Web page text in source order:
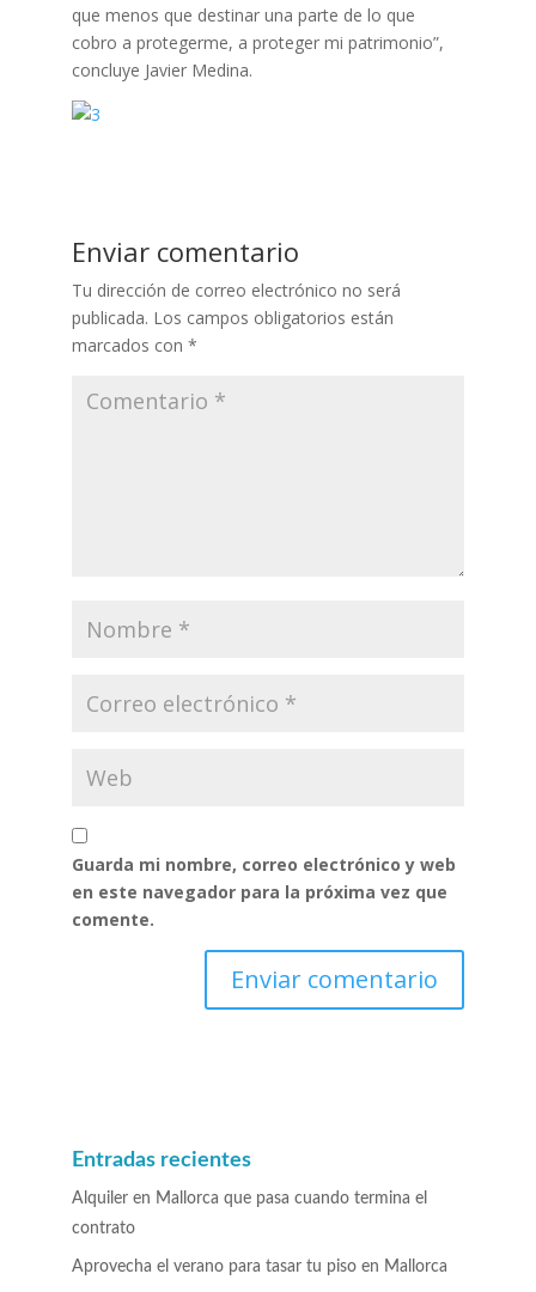
que menos que destinar una parte de lo que
cobro a protegerme, a proteger mi patrimonio”,
concluye Javier Medina.
Enviar comentario
Tu dirección de correo electrónico no será
publicada. Los campos obligatorios están
marcados con *
Guarda mi nombre, correo electrónico y web
en este navegador para la próxima vez que
comente.
Entradas recientes
Alquiler en Mallorca que pasa cuando termina el
contrato
Aprovecha el verano para tasar tu piso en Mallorca